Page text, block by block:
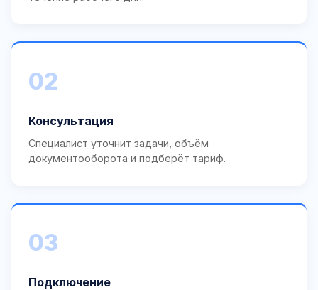
02
Консультация
Специалист уточнит задачи, объём
документооборота и подберёт тариф.
03
Подключение